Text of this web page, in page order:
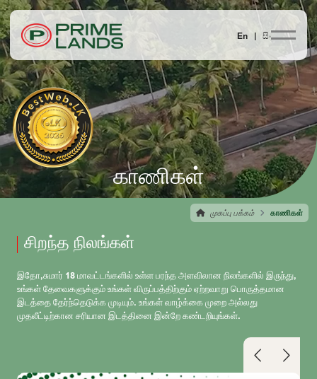
En | සිං
காணிகள்
முகப்பு பக்கம் காணிகள்
சிறந்த நிலங்கள்
இதோ,சுமார் 18 மாவட்டங்களில் உள்ள பரந்த அளவிலான நிலங்களில் இருந்து,
உங்கள் தேவைகளுக்கும் உங்கள் விருப்பத்திற்கும் ஏற்றவாறு பொருத்தமான
இடத்தை தேர்ந்தெடுக்க முடியும். உங்கள் வாழ்க்கை முறை அல்லது
முதலீட்டிற்கான சரியான இடத்தினை இன்றே கண்டறியுங்கள்.